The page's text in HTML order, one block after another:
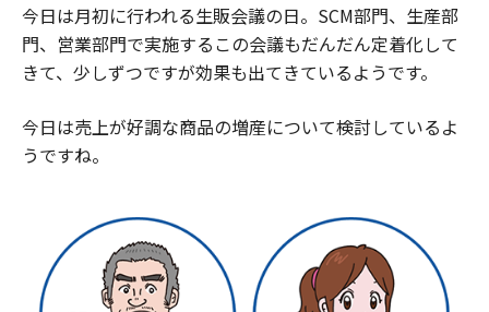
今日は月初に行われる生販会議の日。SCM部門、生産部
門、営業部門で実施するこの会議もだんだん定着化して
きて、少しずつですが効果も出てきているようです。
今日は売上が好調な商品の増産について検討しているよ
うですね。